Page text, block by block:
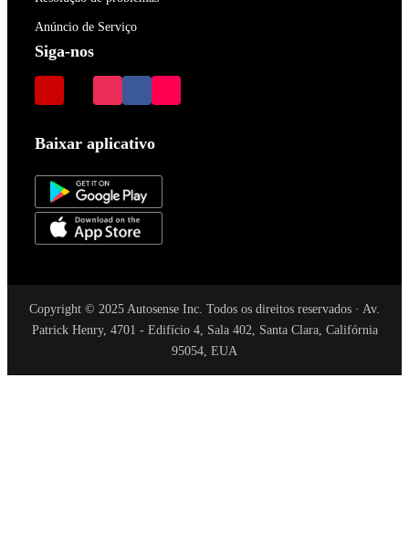
Anúncio de Serviço
Siga-nos
Baixar aplicativo
Copyright © 2025 Autosense Inc. Todos os direitos reservados · Av.
Patrick Henry, 4701 - Edifício 4, Sala 402, Santa Clara, Califórnia
95054, EUA